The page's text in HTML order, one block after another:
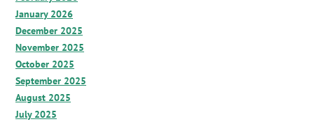
January 2026
December 2025
November 2025
October 2025
September 2025
August 2025
July 2025